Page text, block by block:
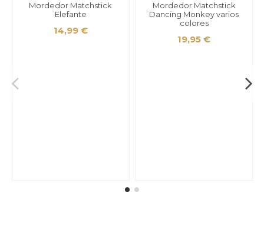
Mordedor Matchstick
Elefante
14,99 €
Mordedor Matchstick
Dancing Monkey varios
colores
19,95 €